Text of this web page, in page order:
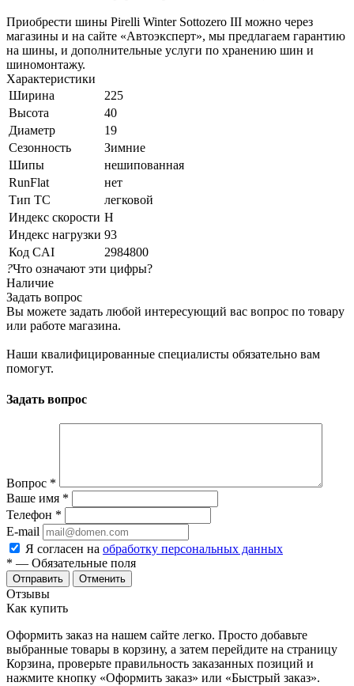
Приобрести шины Pirelli Winter Sottozero III можно через
магазины и на сайте «Автоэксперт», мы предлагаем гарантию
на шины, и дополнительные услуги по хранению шин и
шиномонтажу.
Характеристики
Ширина
225
Высота
40
Диаметр
19
Сезонность
Зимние
Шипы
нешипованная
RunFlat
нет
Тип ТС
легковой
Индекс скорости H
Индекс нагрузки 93
Код CAI
2984800
?Что означают эти цифры?
Наличие
Задать вопрос
Вы можете задать любой интересующий вас вопрос по товару
или работе магазина.
Наши квалифицированные специалисты обязательно вам
помогут.
Задать вопрос
Вопрос *
Ваше имя *
Телефон *
E-mail
Я согласен на обработку персональных данных
* — Обязательные поля
Отменить
Отзывы
Как купить
Оформить заказ на нашем сайте легко. Просто добавьте
выбранные товары в корзину, а затем перейдите на страницу
Корзина, проверьте правильность заказанных позиций и
нажмите кнопку «Оформить заказ» или «Быстрый заказ».